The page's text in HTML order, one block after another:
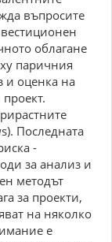
въпросите
облагане
паричния
и оценка на
Последната
-
за анализ и
методът
за проекти,
на няколко
е